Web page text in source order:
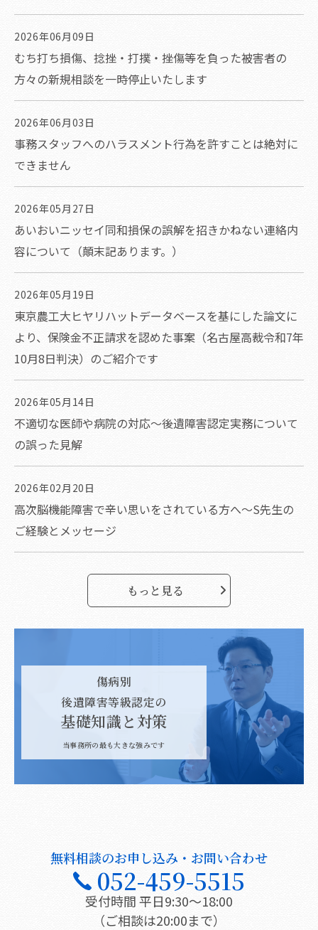
2026年06月09日
むち打ち損傷、捻挫・打撲・挫傷等を負った被害者の
方々の新規相談を一時停止いたします
2026年06月03日
事務スタッフへのハラスメント行為を許すことは絶対に
できません
2026年05月27日
あいおいニッセイ同和損保の誤解を招きかねない連絡内
容について（顛末記あります。）
2026年05月19日
東京農工大ヒヤリハットデータベースを基にした論文に
より、保険金不正請求を認めた事案（名古屋高裁令和7年
10月8日判決）のご紹介です
2026年05月14日
不適切な医師や病院の対応～後遺障害認定実務について
の誤った見解
2026年02月20日
高次脳機能障害で辛い思いをされている方へ～S先生の
ご経験とメッセージ
もっと見る
傷病別
後遺障害等級認定の
基礎知識と対策
当事務所の最も大きな強みです
無料相談のお申し込み・お問い合わせ
052-459-5515
受付時間 平日9:30〜18:00
（ご相談は20:00まで）